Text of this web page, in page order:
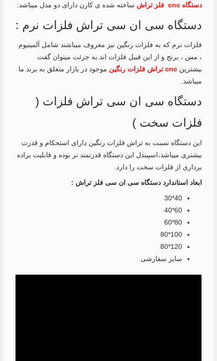
دستگاه cnc فلز تراش ساخته شده ی کارن دارای دو مدل میباشد:
دستگاه سی ان سی تراش فلزات نرم :
فلزات نرم که به فلزات رنگین نیز معروف میباشند شامل آلمینیوم
، مس ، برنج و از این قبیل فلزات اند.به جرئت میتوان گفت
بیشترینcnc تراش فلزات رنگین
موجود در بازار متعلق به برند ما
میباشد.
دستگاه سی ان سی تراش فلزات (
فلزات سخت )
این دستگاه نسبت به تراش فلزات رنگین دارای استحکام و قدرت
بیشتری میباشد،اسپیندل این دستگاه قدرتمند تر بوده و قابلیت براده
برداری از فلزات سخت را دارد.
ابعاد استاندارد دستگاه سی ان سی فلز تراش :
40*30
60*40
80*60
100*80
120*80
سایز سفارشی